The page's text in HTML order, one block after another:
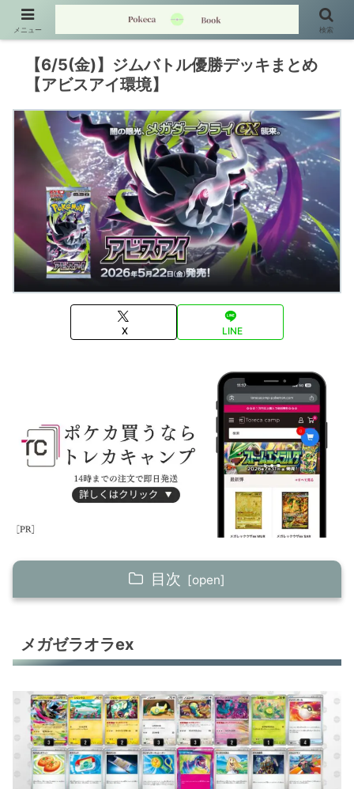
【6/5(金)】ジムバトル優勝デッキまとめ
【アビスアイ環境】
X LINE
目次
メガリザードXex
ドデカバシ
ナンジャモのハラバリーex
メガドリュウズex
メガゼラオラex
メニュー 検索